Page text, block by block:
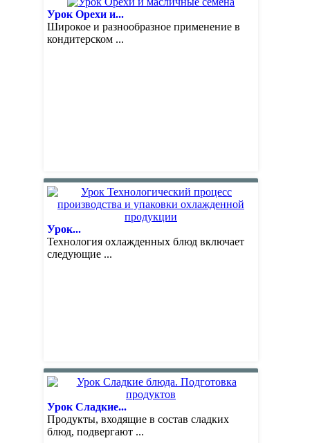
Урок Орехи и...
Широкое и разнообразное применение в
кондитерском ...
Урок...
Технология охлажденных блюд включает
следующие ...
Урок Сладкие...
Продукты, входящие в состав сладких
блюд, подвергают ...